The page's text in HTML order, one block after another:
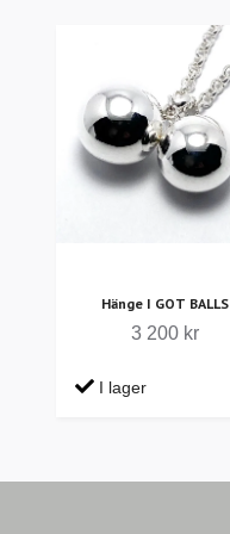
Hänge I GOT BALLS
3 200 kr
I lager